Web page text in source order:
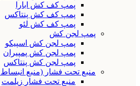
پمپ کف کش ابارا
پمپ کف کش پنتاکس
پمپ کف کش لئو
پمپ لجن کش
پمپ لجن کش اسپیکو
پمپ لجن کش پمپیران
پمپ لجن کش پنتاکس
منبع تحت فشار (منبع
منبع تحت فشار زیلمت